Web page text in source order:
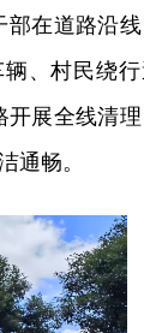
部在道路沿
、村民绕
开展全线清
通畅。